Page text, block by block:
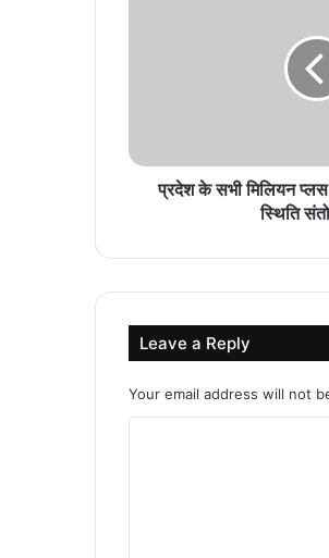
प्रदेश के सभी मिलियन प्लस
स्थिति
Leave a Reply
Your email address will not